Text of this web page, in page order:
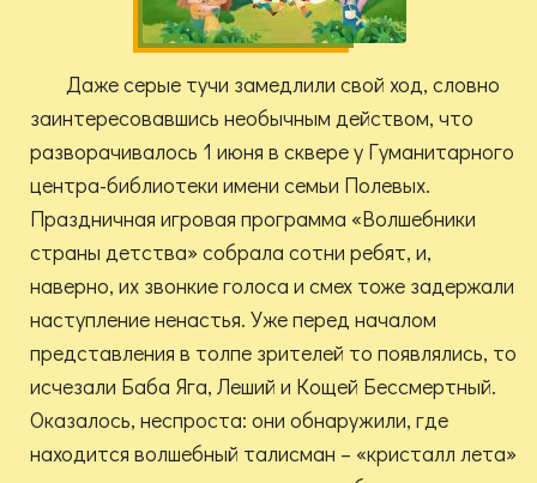
Даже серые тучи замедлили свой ход, словно
заинтересовавшись необычным действом, что
разворачивалось 1 июня в сквере у Гуманитарного
центра-библиотеки имени семьи Полевых.
Праздничная игровая программа «Волшебники
страны детства» собрала сотни ребят, и,
наверно, их звонкие голоса и смех тоже задержали
наступление ненастья. Уже перед началом
представления в толпе зрителей то появлялись, то
исчезали Баба Яга, Леший и Кощей Бессмертный.
Оказалось, неспроста: они обнаружили, где
находится волшебный талисман – «кристалл лета»